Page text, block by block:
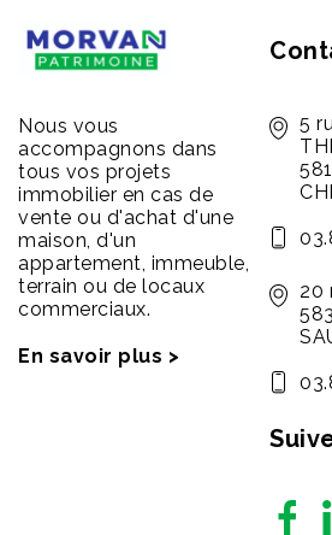
Nous vous
accompagnons dans
tous vos projets
immobilier en cas de
vente ou d'achat d'une
maison, d'un
appartement, immeuble,
terrain ou de locaux
commerciaux.
En savoir plus >
5
20